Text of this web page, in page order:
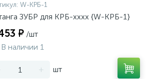
W-КРБ-1
ЗУБР для КРБ-хххх {W-КРБ-1}
₽ /шт
В наличии 1
+ шт